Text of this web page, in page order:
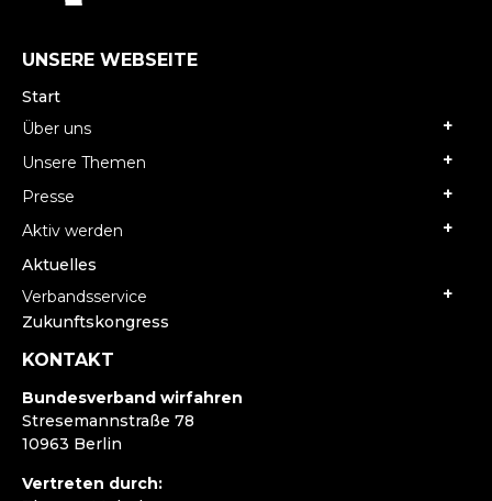
UNSERE WEBSEITE
Start
Über uns
Unsere Themen
Presse
Aktiv werden
Aktuelles
Verbandsservice
Zukunftskongress
KONTAKT
Bundesverband wirfahren
Stresemannstraße 78
10963 Berlin
Vertreten durch: